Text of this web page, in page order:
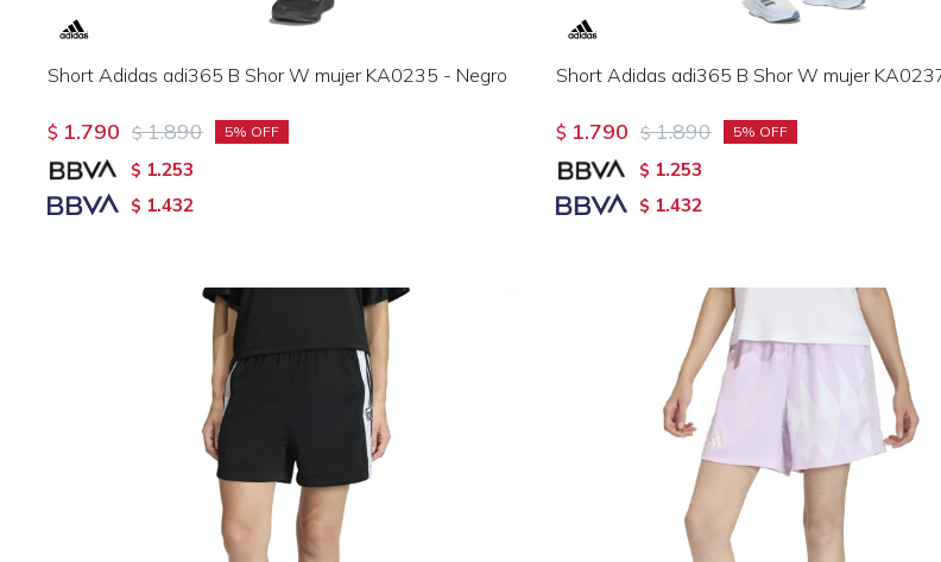
Short Adidas adi365 B Shor W mujer KA0235 - Negro
$ 1.790 $ 1.890 5
$ 1.253
$ 1.432
Short Adidas adi365 B Shor W mujer
$ 1.790 $ 1.890 5
$ 1.253
$ 1.432